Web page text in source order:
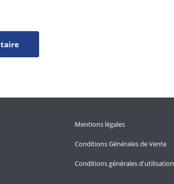
Mentions légales
Conditions Générales de Vente
Conditions générales d'utilisation